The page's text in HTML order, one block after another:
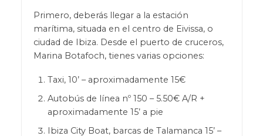
Primero, deberás llegar a la estación
marítima, situada en el centro de Eivissa, o
ciudad de Ibiza. Desde el puerto de cruceros,
Marina Botafoch, tienes varias opciones:
Taxi, 10’ – aproximadamente 15€
Autobús de línea nº 150 – 5.50€ A/R +
aproximadamente 15’ a pie
Ibiza City Boat, barcas de Talamanca 15’ –